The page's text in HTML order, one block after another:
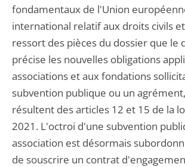
fondamentaux de l'Union
international relatif aux droits civils
ressort des pièces du dossier que le
précise les nouvelles obligations
associations et aux fondations
subvention publique ou un
résultent des articles 12 et 15 de la
2021. L'octroi d'une subvention
association est désormais
de souscrire un contrat